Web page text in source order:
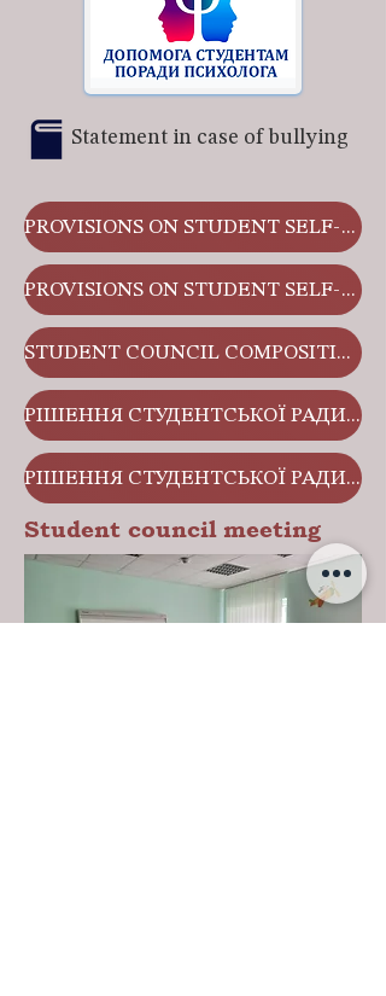
Statement in case of bullying
PROVISIONS ON STUDENT SELF-GOVERNMENT
PROVISIONS ON STUDENT SELF-GOVERNMENT
STUDENT COUNCIL COMPOSITION
РІШЕННЯ СТУДЕНТСЬКОЇ РАДИ ВІД 18 ВЕРЕСНЯ 2020 РОКУ, ПРОТОКОЛ № 1/1
РІШЕННЯ СТУДЕНТСЬКОЇ РАДИ ВІД 18 ВЕРЕСНЯ 2020 РОКУ, ПРОТОКОЛ № 1/2
Student council meeting